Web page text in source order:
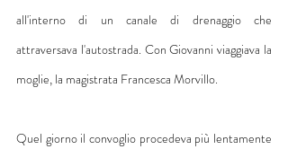
all'interno di un canale di drenaggio che
attraversava l'autostrada. Con Giovanni viaggiava la
moglie, la magistrata Francesca Morvillo.
Quel giorno il convoglio procedeva più lentamente